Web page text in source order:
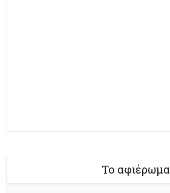
Το αφιέρωμα